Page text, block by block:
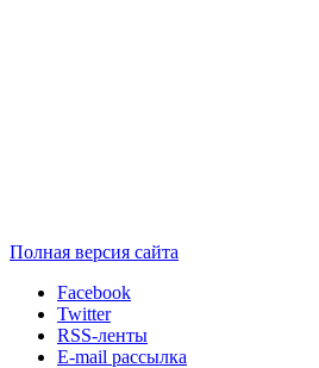
Полная версия сайта
Facebook
Twitter
RSS-ленты
E-mail рассылка